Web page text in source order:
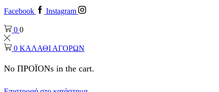
Facebook Instagram
0 0
0 ΚΑΛΑΘΙ ΑΓΟΡΩΝ
No ΠΡΟΪΟΝs in the cart.